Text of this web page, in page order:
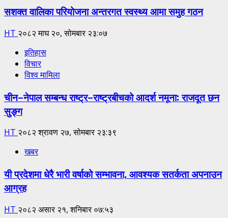
सशक्त वालिका परियोजना अन्तरगत स्वस्थ्य आमा समुह गठन
HT २०८२ माघ २०, सोमबार २३:०७
इतिहास
विचार
विश्व मामिला
चीन–नेपाल सम्बन्ध राष्ट्र–राष्ट्रबीचको आदर्श नमूना: राजदूत छन
सुङ्ग
HT २०८२ श्रावण २७, सोमबार २३:३९
खबर
यी प्रदेशमा धेरै भारी वर्षाको सम्भावना, आवश्यक सतर्कता अपनाउन
आग्रह
HT २०८२ असार २१, शनिबार ०७:५३